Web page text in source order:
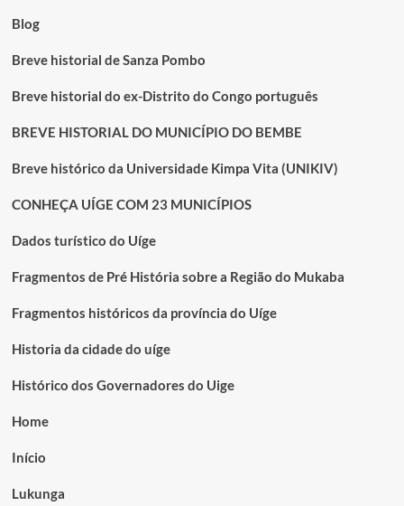
Blog
Breve historial de Sanza Pombo
Breve historial do ex-Distrito do Congo português
BREVE HISTORIAL DO MUNICÍPIO DO BEMBE
Breve histórico da Universidade Kimpa Vita (UNIKIV)
CONHEÇA UÍGE COM 23 MUNICÍPIOS
Dados turístico do Uíge
Fragmentos de Pré História sobre a Região do Mukaba
Fragmentos históricos da província do Uíge
Historia da cidade do uíge
Histórico dos Governadores do Uige
Home
Início
Lukunga